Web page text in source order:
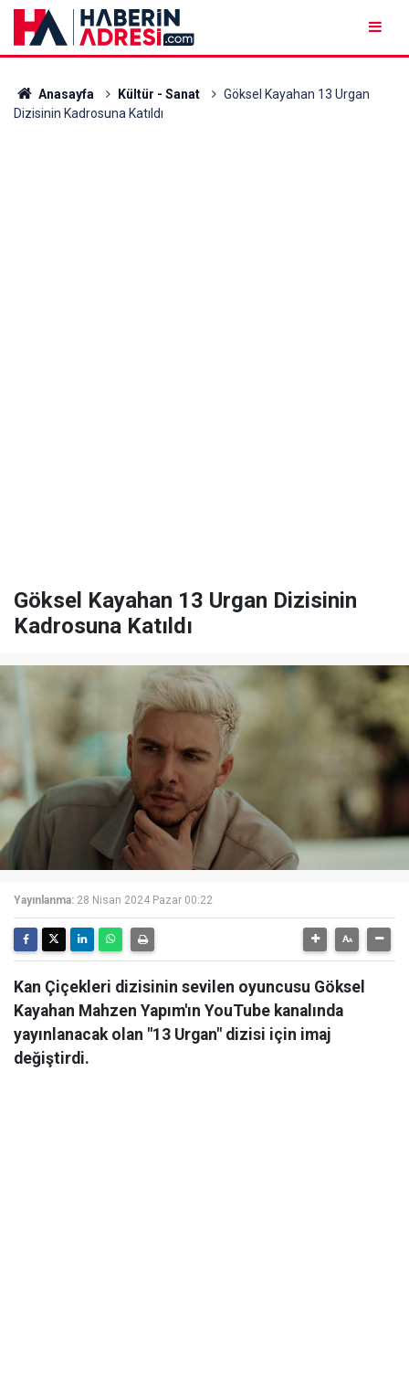
Anasayfa Kültür - Sanat
Göksel Kayahan 13 Urgan
Dizisinin Kadrosuna Katıldı
Göksel Kayahan 13 Urgan Dizisinin
Kadrosuna Katıldı
Yayınlanma: 28 Nisan 2024 Pazar 00:22
Kan Çiçekleri dizisinin sevilen oyuncusu Göksel
Kayahan Mahzen Yapım'ın YouTube kanalında
yayınlanacak olan "13 Urgan" dizisi için imaj
değiştirdi.